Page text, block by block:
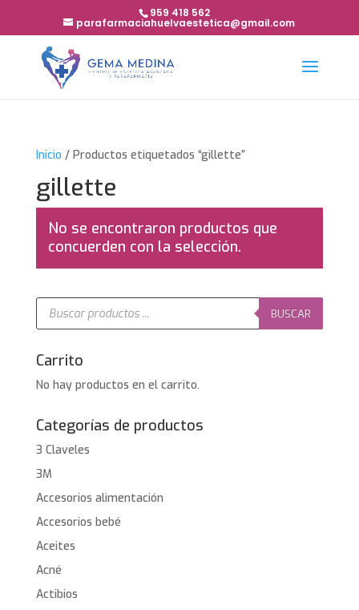
959 418 562
parafarmaciahuelvaestetica@gmail.com
Inicio / Productos etiquetados “gillette”
gillette
No se encontraron productos que
concuerden con la selección.
Búsqueda
productos
BUSCAR
Carrito
No hay productos en el carrito.
Categorías de productos
3 Claveles
3M
Accesorios alimentación
Accesorios bebé
Aceites
Acné
Actibios